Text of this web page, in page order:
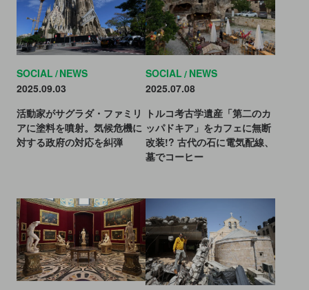
SOCIAL NEWS
2025.09.03
活動家がサグラダ・ファミリ
アに塗料を噴射。気候危機に
対する政府の対応を糾弾
SOCIAL NEWS
2025.07.08
トルコ考古学遺産「第二のカ
ッパドキア」をカフェに無断
改装!? 古代の石に電気配線、
墓でコーヒー